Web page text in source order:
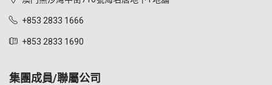
+853 2833 1666
+853 2833 1690
集團成員/聯屬公司